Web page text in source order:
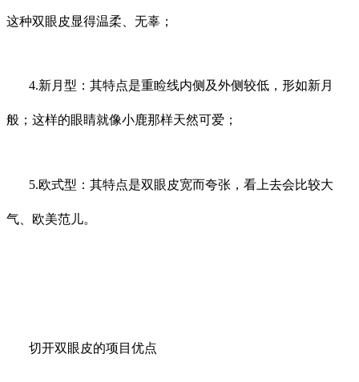
这种双眼皮显得温柔、无辜；
4.新月型：其特点是重睑线内侧及外侧较低，形如新月
般；这样的眼睛就像小鹿那样天然可爱；
5.欧式型：其特点是双眼皮宽而夸张，看上去会比较大
气、欧美范儿。
切开双眼皮的项目优点